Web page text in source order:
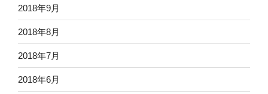
2018年9月
2018年8月
2018年7月
2018年6月